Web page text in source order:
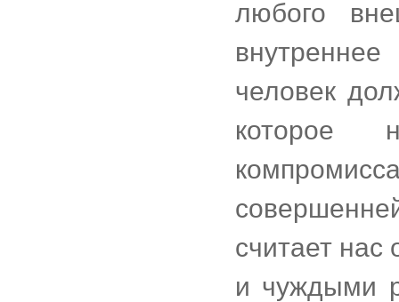
любого
человек
которое
считает
и чуждыми